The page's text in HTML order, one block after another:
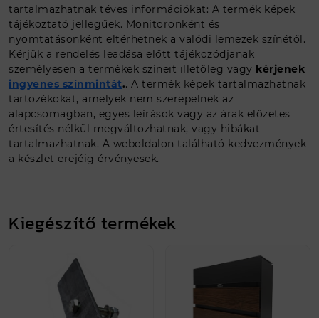
Ajánlat kérés
tartalmazhatnak téves információkat: A termék képek
tájékoztató jellegűek. Monitoronként és
nyomtatásonként eltérhetnek a valódi lemezek színétől.
Kérjük a rendelés leadása előtt tájékozódjanak
személyesen a termékek színeit illetőleg vagy kérjenek
ingyenes színmintát.. A termék képek tartalmazhatnak
tartozékokat, amelyek nem szerepelnek az
alapcsomagban, egyes leírások vagy az árak előzetes
értesítés nélkül megváltozhatnak, vagy hibákat
tartalmazhatnak. A weboldalon található kedvezmények
a készlet erejéig érvényesek.
Kiegészítő termékek